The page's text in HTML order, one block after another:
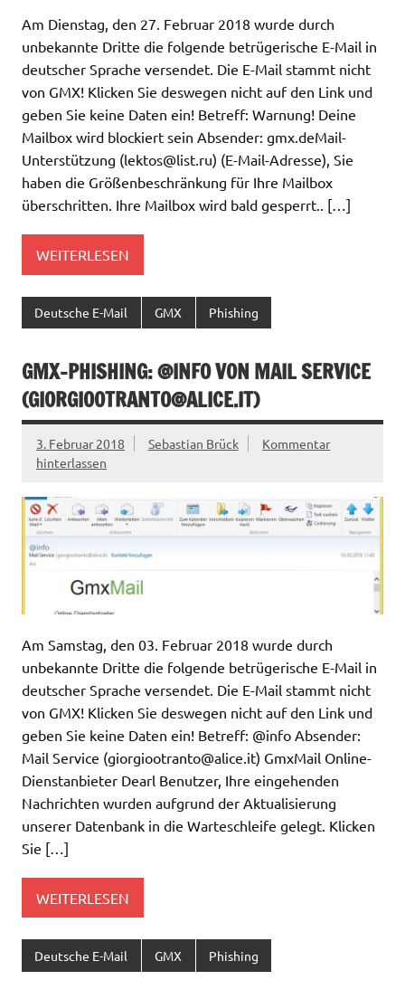
Am Dienstag, den 27. Februar 2018 wurde durch
unbekannte Dritte die folgende betrügerische E-Mail in
deutscher Sprache versendet. Die E-Mail stammt nicht
von GMX! Klicken Sie deswegen nicht auf den Link und
geben Sie keine Daten ein! Betreff: Warnung! Deine
Mailbox wird blockiert sein Absender: gmx.deMail-
Unterstützung (lektos@list.ru) (E-Mail-Adresse), Sie
haben die Größenbeschränkung für Ihre Mailbox
überschritten. Ihre Mailbox wird bald gesperrt.. […]
WEITERLESEN
Deutsche E-Mail GMX Phishing
GMX-PHISHING: @INFO VON MAIL SERVICE
(GIORGIOOTRANTO@ALICE.IT)
3. Februar 2018 Sebastian Brück
Kommentar
hinterlassen
Am Samstag, den 03. Februar 2018 wurde durch
unbekannte Dritte die folgende betrügerische E-Mail in
deutscher Sprache versendet. Die E-Mail stammt nicht
von GMX! Klicken Sie deswegen nicht auf den Link und
geben Sie keine Daten ein! Betreff: @info Absender:
Mail Service (giorgiootranto@alice.it) GmxMail Online-
Dienstanbieter Dearl Benutzer, Ihre eingehenden
Nachrichten wurden aufgrund der Aktualisierung
unserer Datenbank in die Warteschleife gelegt. Klicken
Sie […]
WEITERLESEN
Deutsche E-Mail GMX Phishing